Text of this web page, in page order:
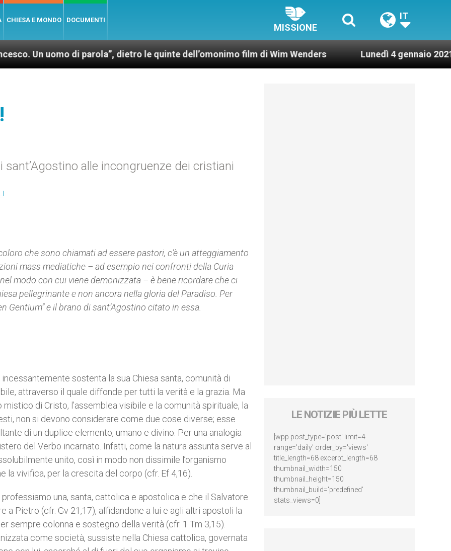
CHIESA E MONDO DOCUMENTI
MISSIONE
IT
di parola”, dietro le quinte dell’omonimo film di Wim Wenders Lunedì 4 gennaio 2021: Possesso
sant’Agostino alle incongruenze dei cristiani
che sono chiamati ad essere pastori, c’è un atteggiamento
mass mediatiche – ad esempio nei confronti della Curia
modo con cui viene demonizzata – è bene ricordare che ci
pellegrinante e non ancora nella gloria del Paradiso. Per
e il brano di sant’Agostino citato in essa.
sostenta la sua Chiesa santa, comunità di
attraverso il quale diffonde per tutti la verità e la grazia. Ma
di Cristo, l’assemblea visibile e la comunità spirituale, la
non si devono considerare come due cose diverse; esse
di un duplice elemento, umano e divino. Per una analogia
del Verbo incarnato. Infatti, come la natura assunta serve al
unito, così in modo non dissimile l’organismo
la vivifica, per la crescita del corpo (cfr. Ef 4,16).
una, santa, cattolica e apostolica e che il Salvatore
a Pietro (cfr. Gv 21,17), affidandone a lui e agli altri apostoli la
sempre colonna e sostegno della verità (cfr. 1 Tm 3,15).
come società, sussiste nella Chiesa cattolica, governata
LE NOTIZIE PIÙ LETTE
[wpp post_type='post' limit=4
range='daily' order_by='views'
title_length=68 excerpt_length=68
thumbnail_width=150
thumbnail_height=150
thumbnail_build='predefined'
stats_views=0]